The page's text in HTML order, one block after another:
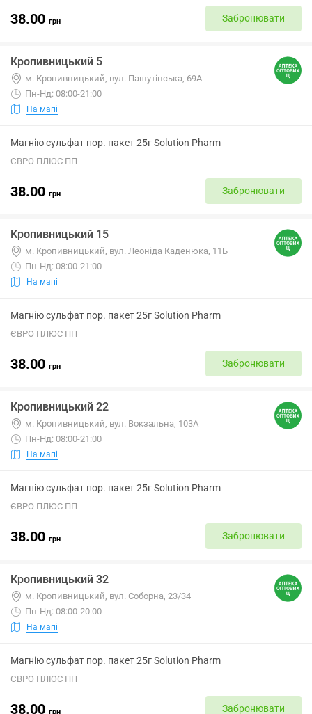
38.00 грн Забронювати
Кропивницький 5
м. Кропивницький, вул. Пашутінська, 69А
Пн-Нд: 08:00-21:00
На мапі
Магнію сульфат пор. пакет 25г Solution Pharm
ЄВРО ПЛЮС ПП
38.00 грн Забронювати
Кропивницький 15
м. Кропивницький, вул. Леоніда Каденюка, 11Б
Пн-Нд: 08:00-21:00
На мапі
Магнію сульфат пор. пакет 25г Solution Pharm
ЄВРО ПЛЮС ПП
38.00 грн Забронювати
Кропивницький 22
м. Кропивницький, вул. Вокзальна, 103А
Пн-Нд: 08:00-21:00
На мапі
Магнію сульфат пор. пакет 25г Solution Pharm
ЄВРО ПЛЮС ПП
38.00 грн Забронювати
Кропивницький 32
м. Кропивницький, вул. Соборна, 23/34
Пн-Нд: 08:00-20:00
На мапі
Магнію сульфат пор. пакет 25г Solution Pharm
ЄВРО ПЛЮС ПП
38.00 грн Забронювати